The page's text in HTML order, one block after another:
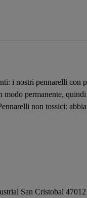
i nostri pennarelli con
permanente,
non tossici:
San Cristobal